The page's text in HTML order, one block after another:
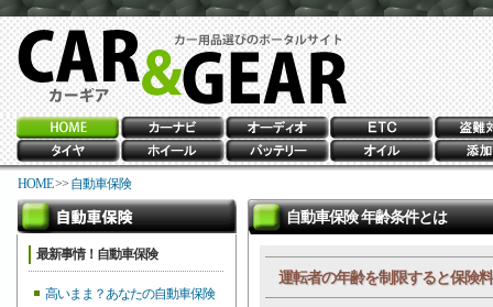
HOME>> 自動車保険
最新事情！自動車保険
高いまま？あなたの自動車保険
自動車保険 年齢条件とは
運転者の年齢を制限すると保険